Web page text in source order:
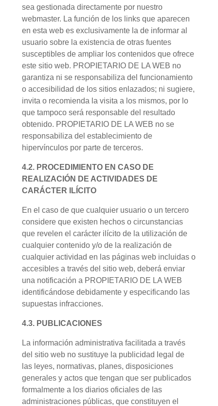
sea gestionada directamente por nuestro
webmaster. La función de los links que aparecen
en esta web es exclusivamente la de informar al
usuario sobre la existencia de otras fuentes
susceptibles de ampliar los contenidos que ofrece
este sitio web. PROPIETARIO DE LA WEB no
garantiza ni se responsabiliza del funcionamiento
o accesibilidad de los sitios enlazados; ni sugiere,
invita o recomienda la visita a los mismos, por lo
que tampoco será responsable del resultado
obtenido. PROPIETARIO DE LA WEB no se
responsabiliza del establecimiento de
hipervínculos por parte de terceros.
4.2. PROCEDIMIENTO EN CASO DE
REALIZACIÓN DE ACTIVIDADES DE
CARÁCTER ILÍCITO
En el caso de que cualquier usuario o un tercero
considere que existen hechos o circunstancias
que revelen el carácter ilícito de la utilización de
cualquier contenido y/o de la realización de
cualquier actividad en las páginas web incluidas o
accesibles a través del sitio web, deberá enviar
una notificación a PROPIETARIO DE LA WEB
identificándose debidamente y especificando las
supuestas infracciones.
4.3. PUBLICACIONES
La información administrativa facilitada a través
del sitio web no sustituye la publicidad legal de
las leyes, normativas, planes, disposiciones
generales y actos que tengan que ser publicados
formalmente a los diarios oficiales de las
administraciones públicas, que constituyen el